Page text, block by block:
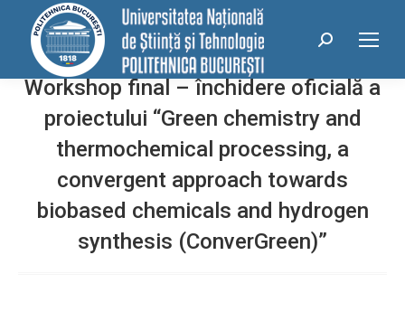
conținut
Search:
Workshop final – închidere oficială a
proiectului “Green chemistry and
thermochemical processing, a
convergent approach towards
biobased chemicals and hydrogen
synthesis (ConverGreen)”